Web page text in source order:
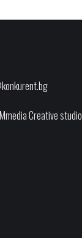
Creative studio